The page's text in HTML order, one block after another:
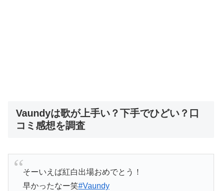
Vaundyは歌が上手い？下手でひどい？口
コミ感想を調査
そーいえば紅白出場おめでとう！
早かったなー笑#Vaundy